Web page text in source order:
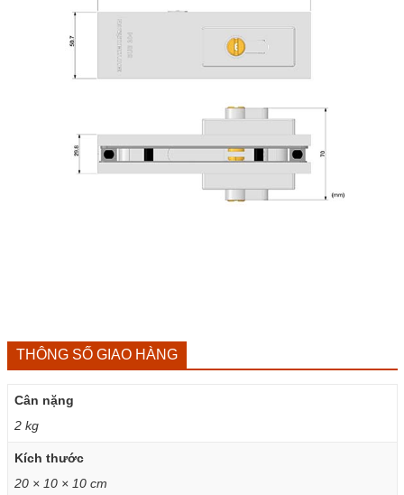
THÔNG SỐ GIAO HÀNG
Cân nặng
2 kg
Kích thước
20 × 10 × 10 cm